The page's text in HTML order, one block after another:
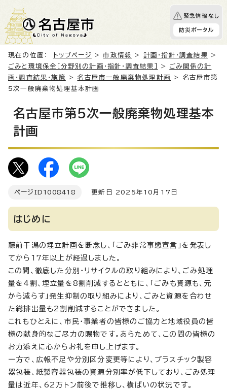
緊急情報なし
防災ポータル
現在の位置： トップページ >市政情報 > 計画・指針・調査結果
>
ごみと環境保全［分野別の計画・指針・調査結果］
> ごみ関係の計
画・調査結果・施策
> 名古屋市一般廃棄物処理計画
> 名古屋市第
5次一般廃棄物処理基本計画
名古屋市第5次一般廃棄物処理基本
計画
ページID 1008418 更新日 2025年10月17日
はじめに
藤前干潟の埋立計画を断念し、「ごみ非常事態宣言」を発表し
てから17年以上が経過しました。
この間、徹底した分別・リサイクルの取り組みにより、ごみ処理
量を4割、埋立量を8割削減するとともに、「ごみも資源も、元
から減らす」発生抑制の取り組みにより、ごみと資源を合わせ
た総排出量も2割削減することができました。
これもひとえに、市民・事業者の皆様のご協力と地域役員の皆
様の献身的なご尽力の賜物です。あらためて、この間の皆様の
お力添えに心からお礼を申し上げます。
一方で、広報不足や分別区分変更等により、プラスチック製容
器包装、紙製容器包装の資源分別率が低下しており、ごみ処理
量は近年、62万トン前後で推移し、横ばいの状況です。